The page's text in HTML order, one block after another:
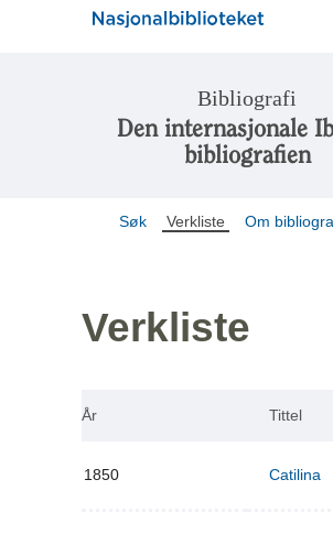
Bibliografi
Den internasjonale
bibliografien
Søk Verkliste Om
Verkliste
År Tittel
1850 Catilina